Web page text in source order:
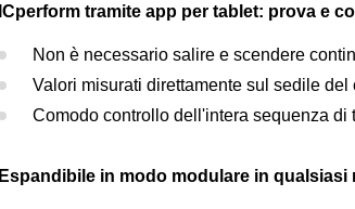
ICperform tramite app per tablet: prova e
Non è necessario salire e scendere
Valori misurati direttamente sul sedile del
Comodo controllo dell'intera sequenza di
Espandibile in modo modulare in qualsiasi